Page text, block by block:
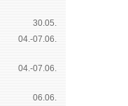
30.05.
04.-07.06.
04.-07.06.
06.06.